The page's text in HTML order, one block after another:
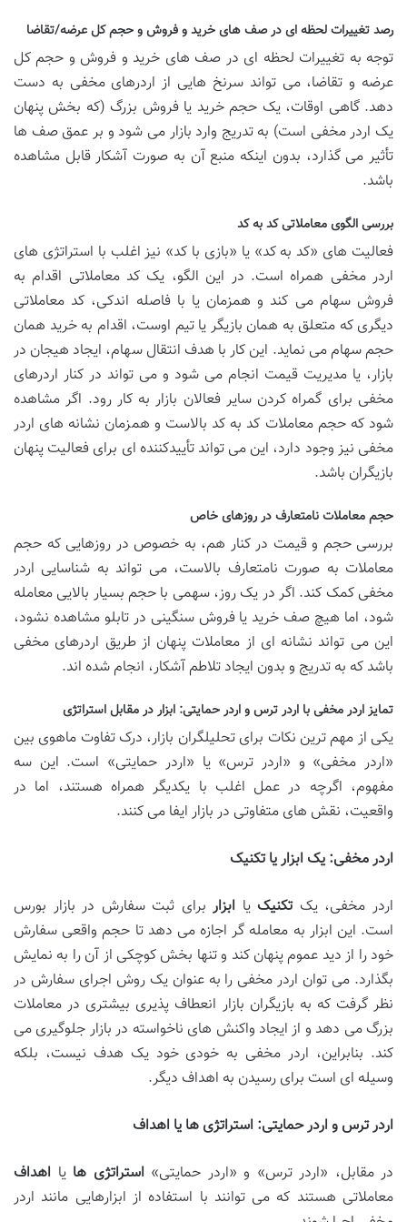
رصد تغییرات لحظه ای در صف های خرید و فروش و حجم کل عرضه/تقاضا
توجه به تغییرات لحظه ای در صف های خرید و فروش و حجم کل
عرضه و تقاضا، می تواند سرنخ هایی از اردرهای مخفی به دست
دهد. گاهی اوقات، یک حجم خرید یا فروش بزرگ (که بخش پنهان
یک اردر مخفی است) به تدریج وارد بازار می شود و بر عمق صف ها
تأثیر می گذارد، بدون اینکه منبع آن به صورت آشکار قابل مشاهده
باشد.
بررسی الگوی معاملاتی کد به کد
فعالیت های «کد به کد» یا «بازی با کد» نیز اغلب با استراتژی های
اردر مخفی همراه است. در این الگو، یک کد معاملاتی اقدام به
فروش سهام می کند و همزمان یا با فاصله اندکی، کد معاملاتی
دیگری که متعلق به همان بازیگر یا تیم اوست، اقدام به خرید همان
حجم سهام می نماید. این کار با هدف انتقال سهام، ایجاد هیجان در
بازار، یا مدیریت قیمت انجام می شود و می تواند در کنار اردرهای
مخفی برای گمراه کردن سایر فعالان بازار به کار رود. اگر مشاهده
شود که حجم معاملات کد به کد بالاست و همزمان نشانه های اردر
مخفی نیز وجود دارد، این می تواند تأییدکننده ای برای فعالیت پنهان
بازیگران باشد.
حجم معاملات نامتعارف در روزهای خاص
بررسی حجم و قیمت در کنار هم، به خصوص در روزهایی که حجم
معاملات به صورت نامتعارف بالاست، می تواند به شناسایی اردر
مخفی کمک کند. اگر در یک روز، سهمی با حجم بسیار بالایی معامله
شود، اما هیچ صف خرید یا فروش سنگینی در تابلو مشاهده نشود،
این می تواند نشانه ای از معاملات پنهان از طریق اردرهای مخفی
باشد که به تدریج و بدون ایجاد تلاطم آشکار، انجام شده اند.
تمایز اردر مخفی با اردر ترس و اردر حمایتی: ابزار در مقابل استراتژی
یکی از مهم ترین نکات برای تحلیلگران بازار، درک تفاوت ماهوی بین
«اردر مخفی» و «اردر ترس» یا «اردر حمایتی» است. این سه
مفهوم، اگرچه در عمل اغلب با یکدیگر همراه هستند، اما در
واقعیت، نقش های متفاوتی در بازار ایفا می کنند.
اردر مخفی: یک ابزار یا تکنیک
اردر مخفی، یکتکنیک یا ابزاربرای ثبت سفارش در بازار بورس
است. این ابزار به معامله گر اجازه می دهد تا حجم واقعی سفارش
خود را از دید عموم پنهان کند و تنها بخش کوچکی از آن را به نمایش
بگذارد. می توان اردر مخفی را به عنوان یک روش اجرای سفارش در
نظر گرفت که به بازیگران بازار انعطاف پذیری بیشتری در معاملات
بزرگ می دهد و از ایجاد واکنش های ناخواسته در بازار جلوگیری می
کند. بنابراین، اردر مخفی به خودی خود یک هدف نیست، بلکه
وسیله ای است برای رسیدن به اهداف دیگر.
اردر ترس و اردر حمایتی: استراتژی ها یا اهداف
در مقابل، «اردر ترس» و «اردر حمایتی» استراتژی ها یا اهداف
معاملاتی هستند که می توانند با استفاده از ابزارهایی مانند اردر